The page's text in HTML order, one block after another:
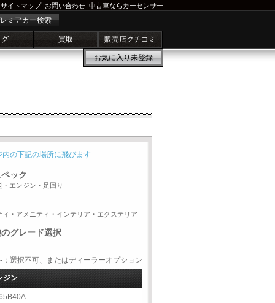
サイトマップ|お問い合わせ |中古車ならカーセンサー
ミアカー検索
買取 販売店クチコミ
お気に入り未登録
内の下記の場所に飛びます
ック
・エンジン・足回り
ィ・アメニティ・インテリア・エクステリア
グレード選択
択不可、またはディーラーオプション
ジン